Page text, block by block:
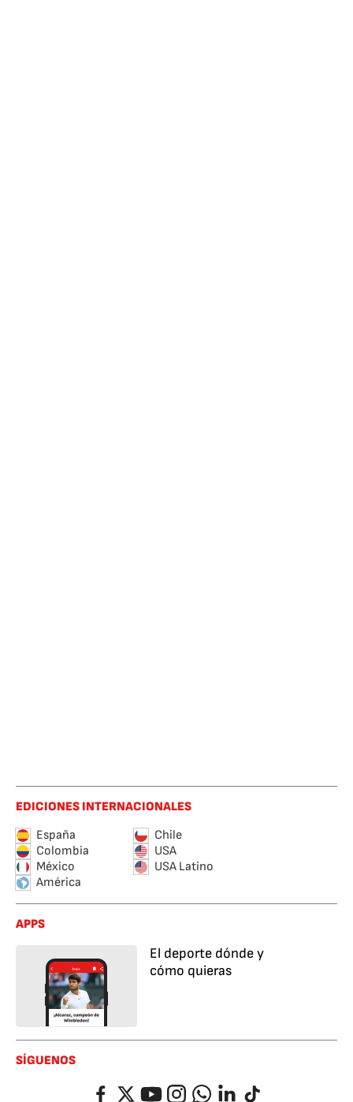
EDICIONES INTERNACIONALES
España
Chile
Colombia
USA
México
USA Latino
América
APPS
El deporte dónde y
cómo quieras
SÍGUENOS
FacebookTwitterYouTubeInstagramWhatsappLinkedIn
TikTok